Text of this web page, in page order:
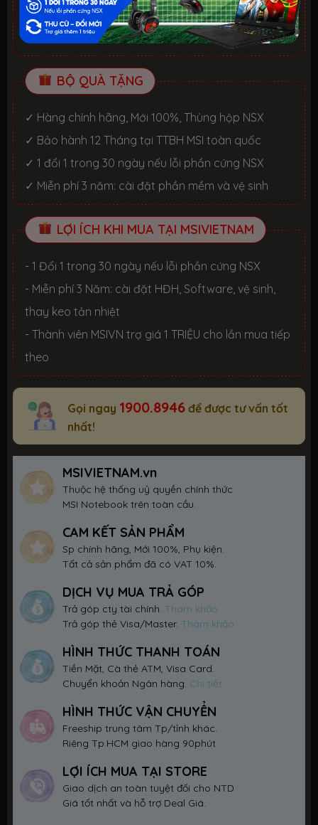
- Laptop Gaming RTX 5080: Giảm đến 2 TRIỆU +
KEYBOARD 3in1 RGB
BỘ QUÀ TẶNG
✓ Hàng chính hãng, Mới 100%, Thùng hộp NSX
✓ Bảo hành 12 Tháng tại TTBH MSI toàn quốc
✓ 1 đổi 1 trong 30 ngày nếu lỗi phần cứng NSX
✓ Miễn phí 3 năm: cài đặt phần mềm và vệ sinh
LỢI ÍCH KHI MUA TẠI MSIVIETNAM
- 1 Đổi 1 trong 30 ngày nếu lỗi phần cứng NSX
- Miễn phí 3 Năm: cài đặt HĐH, Software, vệ sinh,
thay keo tản nhiệt
- Thành viên MSIVN trợ giá 1 TRIỆU cho lần mua tiếp
theo
Gọi ngay 1900.8946 để được tư vấn tốt
nhất!
MSIVIETNAM.vn
Thuộc hệ thống uỷ quyền chính thức
MSI Notebook trên toàn cầu.
CAM KẾT SẢN PHẨM
Sp chính hãng, Mới 100%, Phụ kiện.
Tất cả sản phẩm đã có VAT 10%.
DỊCH VỤ MUA TRẢ GÓP
Trả góp cty tài chính. Tham khảo
Trả góp thẻ Visa/Master. Tham khảo
HÌNH THỨC THANH TOÁN
Tiền Mặt, Cà thẻ ATM, Visa Card.
Chuyển khoản Ngân hàng. Chi tiết
HÌNH THỨC VẬN CHUYỂN
Freeship trung tâm Tp/tỉnh khác.
Riêng Tp.HCM giao hàng 90phút
LỢI ÍCH MUA TẠI STORE
Giao dịch an toàn tuyệt đối cho NTD
Giá tốt nhất và hỗ trợ Deal Giá.